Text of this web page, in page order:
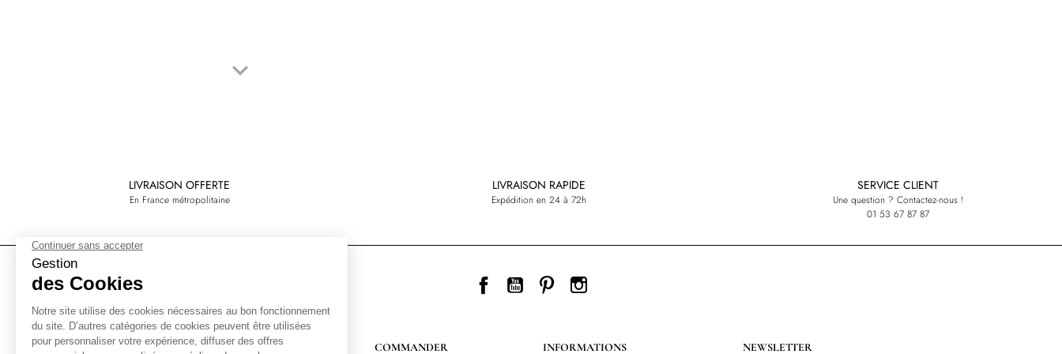
Suivant
keyboard_arrow_down
LIVRAISON OFFERTE
En France métropolitaine
LIVRAISON RAPIDE
Expédition en 24 à 72h
SERVICE CLIENT
Une question ? Contactez-nous !
01 53 67 87 87
Facebook
YouTube
PinterestInstagram
COMMANDER INFORMATIONS NEWSLETTER